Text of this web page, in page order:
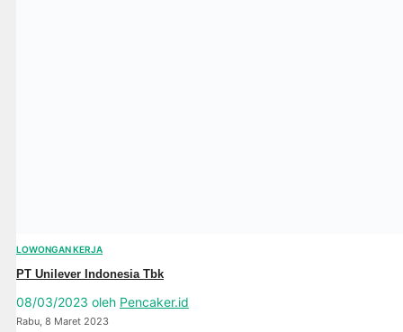
LOWONGAN KERJA
PT Unilever Indonesia Tbk
08/03/2023 oleh Pencaker.id
Rabu, 8 Maret 2023